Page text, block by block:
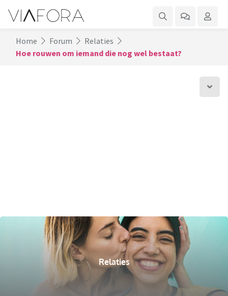
Home Forum
Relaties
Hoe rouwen om iemand die nog wel bestaat?
Relaties